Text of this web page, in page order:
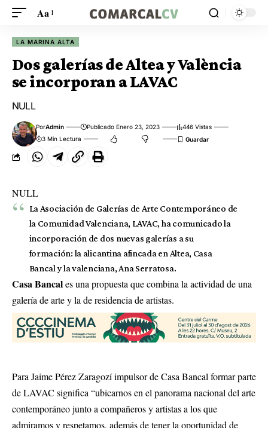
Aa
LA MARINA ALTA
Dos galerías de Altea y València
se incorporan a LAVAC
NULL
PorAdmin Publicado Enero 23, 2023
446 Vistas
3 Min Lectura
NULL
La Asociación de Galerías de Arte Contemporáneo de
la Comunidad Valenciana, LAVAC, ha comunicado la
incorporación de dos nuevas galerías a su
formación: la alicantina afincada en Altea, Casa
Bancal y la valenciana, Ana Serratosa.
Casa Bancales una propuesta que combina la actividad de una
galería de arte y la de residencia de artistas.
Para Jaime Pérez Zaragozí impulsor de Casa Bancal formar parte
de LAVAC significa “ubicarnos en el panorama nacional del arte
contemporáneo junto a compañeros y artistas a los que
admiramos y respetamos, además de tener la oportunidad de